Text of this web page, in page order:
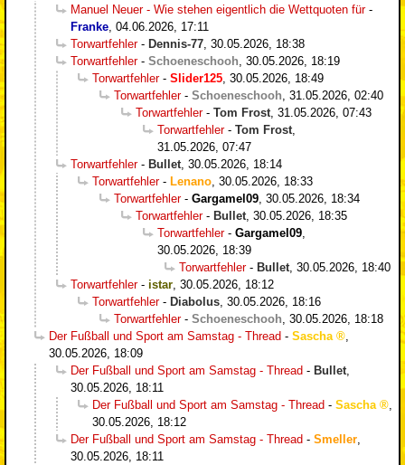
Manuel Neuer - Wie stehen eigentlich die Wettquoten für-
Franke 04.06.2026, 17:11
Torwartfehler- Dennis-77 30.05.2026, 18:38
Torwartfehler- Schoeneschooh 30.05.2026, 18:19
Torwartfehler- Slider125 30.05.2026, 18:49
Torwartfehler- Schoeneschooh 31.05.2026, 02:40
Torwartfehler- Tom Frost 31.05.2026, 07:43
Torwartfehler- Tom Frost
31.05.2026, 07:47
Torwartfehler- Bullet 30.05.2026, 18:14
Torwartfehler- Lenano 30.05.2026, 18:33
Torwartfehler- Gargamel09 30.05.2026, 18:34
Torwartfehler- Bullet 30.05.2026, 18:35
Torwartfehler- Gargamel09
30.05.2026, 18:39
Torwartfehler- Bullet 30.05.2026, 18:40
Torwartfehler- istar 30.05.2026, 18:12
Torwartfehler- Diabolus 30.05.2026, 18:16
Torwartfehler- Schoeneschooh 30.05.2026, 18:18
Der Fußball und Sport am Samstag - Thread - Sascha
30.05.2026, 18:09
Der Fußball und Sport am Samstag - Thread - Bullet
30.05.2026, 18:11
Der Fußball und Sport am Samstag - Thread - Sascha
30.05.2026, 18:12
Der Fußball und Sport am Samstag - Thread - Smeller
30.05.2026, 18:11